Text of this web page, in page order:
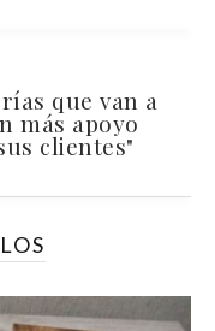
que van a
más apoyo
clientes"